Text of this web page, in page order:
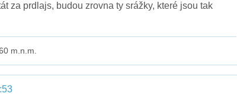
za prdlajs, budou zrovna ty srážky, které jsou tak
m.n.m.